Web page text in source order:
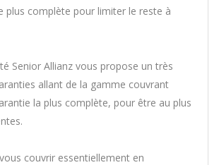
plus complète pour limiter le reste à
Senior Allianz vous propose un très
allant de la gamme couvrant
la plus complète, pour être au plus
couvrir essentiellement en